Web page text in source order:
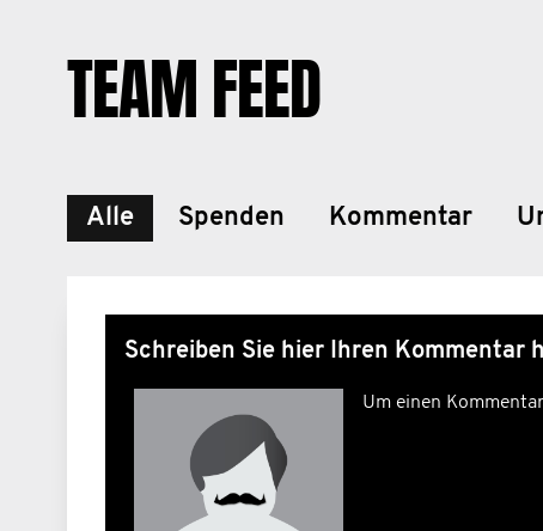
TEAM FEED
Alle Spenden Kommentar
Schreiben Sie hier Ihren Kommentar
Um einen